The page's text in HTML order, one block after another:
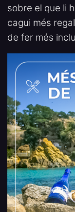
sobre el que li
cagui més
de fer més